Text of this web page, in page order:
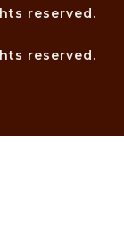
reserved.
reserved.